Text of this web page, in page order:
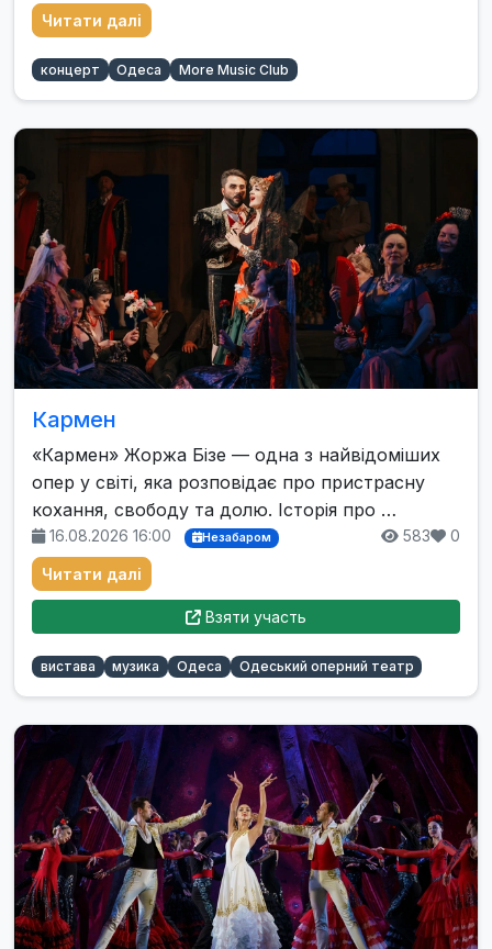
Читати далі
концерт Одеса More Music Club
Кармен
«Кармен» Жоржа Бізе — одна з найвідоміших
опер у світі, яка розповідає про пристрасну
кохання, свободу та долю. Історія про …
16.08.2026 16:00 Незабаром 583 0
Читати далі
Взяти участь
вистава музика Одеса Одеський оперний театр